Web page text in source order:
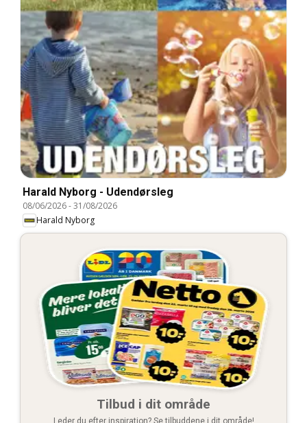
Harald Nyborg - Udendørsleg
08/06/2026-31/08/2026
Harald Nyborg
Tilbud i dit område
Leder du efter inspiration? Se tilbuddene i dit område!